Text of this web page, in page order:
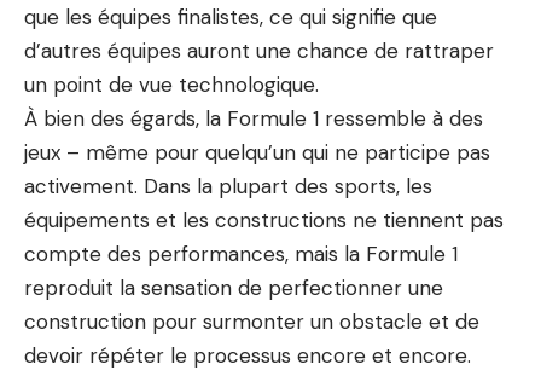
que les équipes finalistes, ce qui signifie que
d’autres équipes auront une chance de rattraper
un point de vue technologique.
À bien des égards, la Formule 1 ressemble à des
jeux – même pour quelqu’un qui ne participe pas
activement. Dans la plupart des sports, les
équipements et les constructions ne tiennent pas
compte des performances, mais la Formule 1
reproduit la sensation de perfectionner une
construction pour surmonter un obstacle et de
devoir répéter le processus encore et encore.